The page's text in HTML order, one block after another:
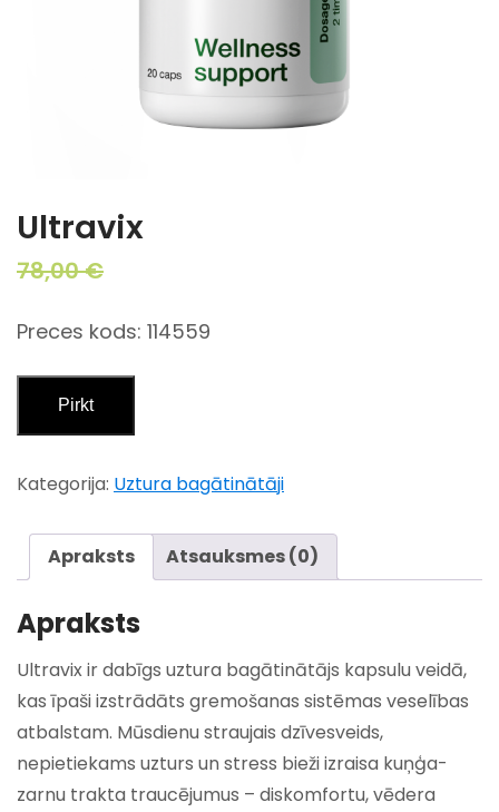
Ultravix
78,00€
was:
is:
Preces kods: 114559
Pirkt
Kategorija: Uztura bagātinātāji
Apraksts Atsauksmes (0)
Apraksts
Ultravix ir dabīgs uztura bagātinātājs kapsulu veidā,
kas īpaši izstrādāts gremošanas sistēmas veselības
atbalstam. Mūsdienu straujais dzīvesveids,
nepietiekams uzturs un stress bieži izraisa kuņģa-
zarnu trakta traucējumus – diskomfortu, vēdera